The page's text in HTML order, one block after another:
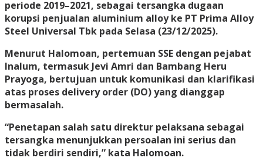
periode 2019–2021, sebagai tersangka dugaan
korupsi penjualan aluminium alloy ke PT Prima Alloy
Steel Universal Tbk pada Selasa (23/12/2025).
Menurut Halomoan, pertemuan SSE dengan pejabat
Inalum, termasuk Jevi Amri dan Bambang Heru
Prayoga, bertujuan untuk komunikasi dan klarifikasi
atas proses delivery order (DO) yang dianggap
bermasalah.
“Penetapan salah satu direktur pelaksana sebagai
tersangka menunjukkan persoalan ini serius dan
tidak berdiri sendiri,” kata Halomoan.